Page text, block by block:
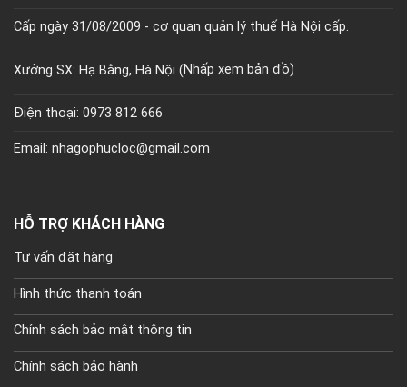
Cấp ngày 31/08/2009 - cơ quan quản lý thuế Hà Nội cấp.
Xưởng SX: Hạ Bằng, Hà Nội (Nhấp xem bản đồ)
Điện thoại: 0973 812 666
Email: nhagophucloc@gmail.com
HỖ TRỢ KHÁCH HÀNG
Tư vấn đặt hàng
Hình thức thanh toán
Chính sách bảo mật thông tin
Chính sách bảo hành